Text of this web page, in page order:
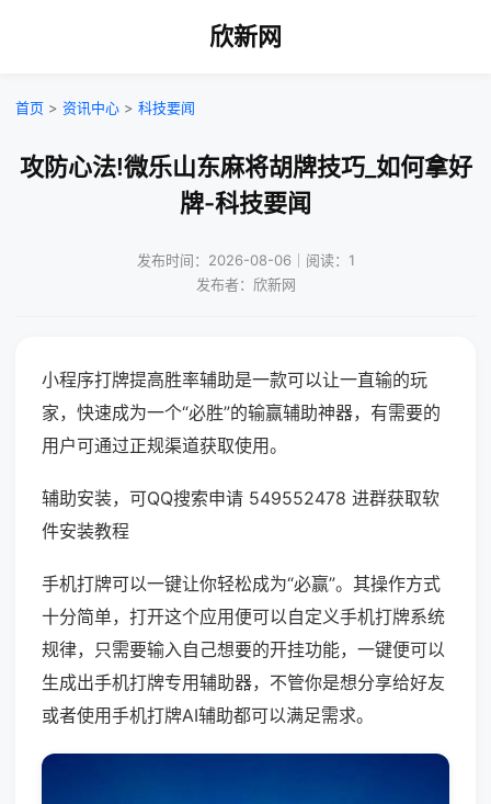
欣新网
首页 > 资讯中心 > 科技要闻
攻防心法!微乐山东麻将胡牌技巧_如何拿好
牌-科技要闻
发布时间：2026-08-06｜阅读：1
发布者：欣新网
小程序打牌提高胜率辅助是一款可以让一直输的玩
家，快速成为一个“必胜”的输赢辅助神器，有需要的
用户可通过正规渠道获取使用。
辅助安装，可QQ搜索申请 549552478 进群获取软
件安装教程
手机打牌可以一键让你轻松成为“必赢”。其操作方式
十分简单，打开这个应用便可以自定义手机打牌系统
规律，只需要输入自己想要的开挂功能，一键便可以
生成出手机打牌专用辅助器，不管你是想分享给好友
或者使用手机打牌AI辅助都可以满足需求。